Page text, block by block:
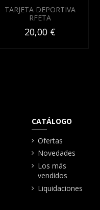
TARJETA DEPORTIVA
RFETA
20,00 €
CATÁLOGO
Ofertas
Novedades
Los más
vendidos
Liquidaciones